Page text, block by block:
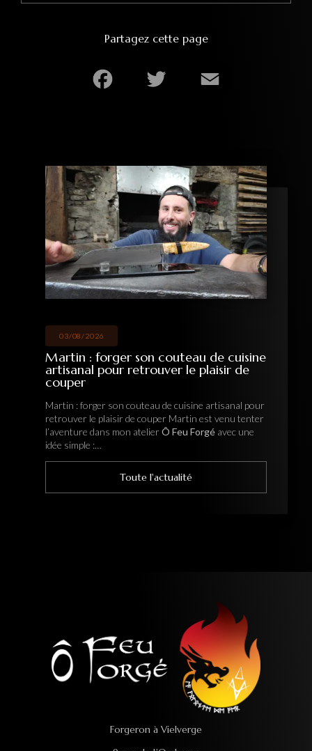
Partagez cette page
03/08/2026
Martin : forger son couteau de cuisine
artisanal pour retrouver le plaisir de
couper
Martin : forger son couteau de cuisine artisanal pour
retrouver le plaisir de couper Martin est venu tenter
l’aventure dans mon atelierÔ Feu Forgé avec une
idée simple :…
Toute l'actualité
Forgeron à Vielverge